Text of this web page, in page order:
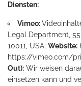
Diensten:
Vimeo:
Legal Department,
10011, USA; Website:
https://vimeo.com/
Out): Wir weisen
einsetzen kann und